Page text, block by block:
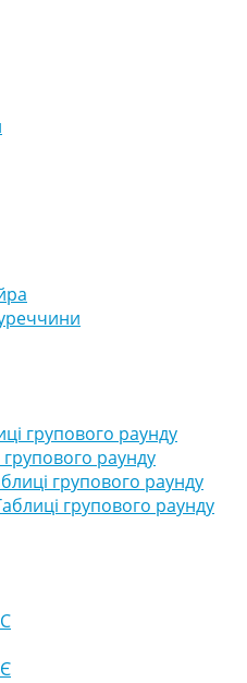
групового раунду
раунду
групового раунду
групового раунду